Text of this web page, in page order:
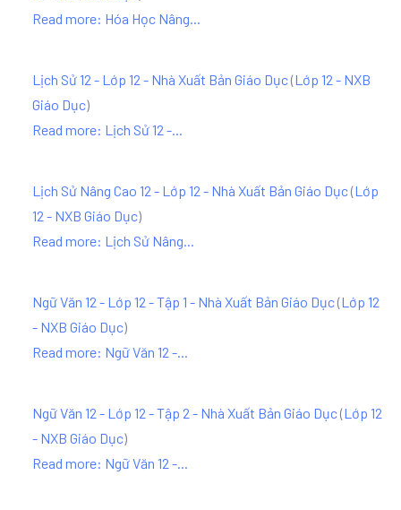
Read more: Hóa Học Nâng...
Lịch Sử 12 - Lớp 12 - Nhà Xuất Bản Giáo Dục(Lớp 12 - NXB
Giáo Dục)
Read more: Lịch Sử 12 -...
Lịch Sử Nâng Cao 12 - Lớp 12 - Nhà Xuất Bản Giáo Dục(Lớp
12 - NXB Giáo Dục)
Read more: Lịch Sử Nâng...
Ngữ Văn 12 - Lớp 12 - Tập 1 - Nhà Xuất Bản Giáo Dục(Lớp 12
- NXB Giáo Dục)
Read more: Ngữ Văn 12 -...
Ngữ Văn 12 - Lớp 12 - Tập 2 - Nhà Xuất Bản Giáo Dục(Lớp 12
- NXB Giáo Dục)
Read more: Ngữ Văn 12 -...